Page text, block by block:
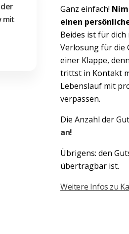
mit
Ganz einfach!
einen
Beides ist für
Verlosung für die
einer Klappe,
trittst in Kontakt
Lebenslauf mit
verpassen.
Die Anzahl der
an!
Übrigens: den
übertragbar ist.
Weitere Infos zu